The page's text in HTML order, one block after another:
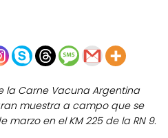
la Carne Vacuna Argentina
muestra a campo que se
marzo en el KM 225 de la RN 9.